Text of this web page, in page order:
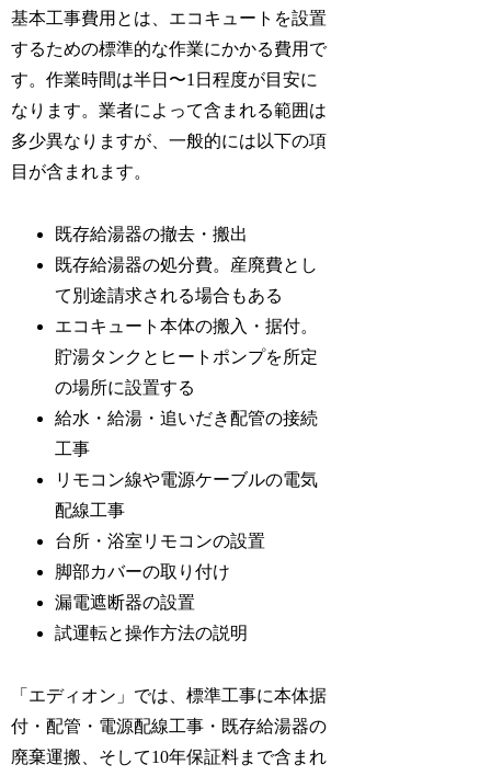
基本工事費用とは、エコキュートを設置
するための標準的な作業にかかる費用で
す。作業時間は半日〜1日程度が目安に
なります。業者によって含まれる範囲は
多少異なりますが、一般的には以下の項
目が含まれます。
既存給湯器の撤去・搬出
既存給湯器の処分費。産廃費とし
て別途請求される場合もある
エコキュート本体の搬入・据付。
貯湯タンクとヒートポンプを所定
の場所に設置する
給水・給湯・追いだき配管の接続
工事
リモコン線や電源ケーブルの電気
配線工事
台所・浴室リモコンの設置
脚部カバーの取り付け
漏電遮断器の設置
試運転と操作方法の説明
「エディオン」では、標準工事に本体据
付・配管・電源配線工事・既存給湯器の
廃棄運搬、そして10年保証料まで含まれ